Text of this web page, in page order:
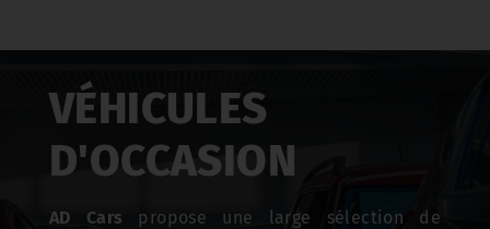
VÉHICULES
D'OCCASION
AD Cars propose une large sélection de